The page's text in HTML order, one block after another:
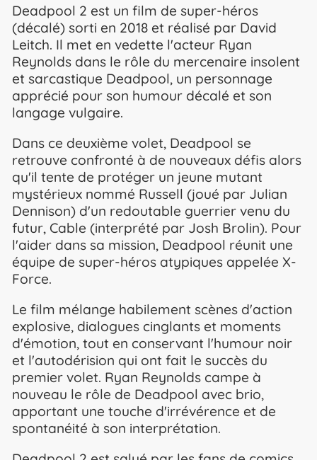
Deadpool 2 est un film de super-héros
(décalé) sorti en 2018 et réalisé par David
Leitch. Il met en vedette l'acteur Ryan
Reynolds dans le rôle du mercenaire insolent
et sarcastique Deadpool, un personnage
apprécié pour son humour décalé et son
langage vulgaire.
Dans ce deuxième volet, Deadpool se
retrouve confronté à de nouveaux défis alors
qu'il tente de protéger un jeune mutant
mystérieux nommé Russell (joué par Julian
Dennison) d'un redoutable guerrier venu du
futur, Cable (interprété par Josh Brolin). Pour
l'aider dans sa mission, Deadpool réunit une
équipe de super-héros atypiques appelée X-
Force.
Le film mélange habilement scènes d'action
explosive, dialogues cinglants et moments
d'émotion, tout en conservant l'humour noir
et l'autodérision qui ont fait le succès du
premier volet. Ryan Reynolds campe à
nouveau le rôle de Deadpool avec brio,
apportant une touche d'irrévérence et de
spontanéité à son interprétation.